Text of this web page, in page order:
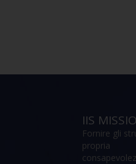
IIS
Fornire gli
propria